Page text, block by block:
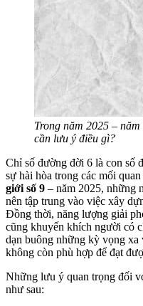
Trong năm 2025 –
cần lưu ý điều gì?
Chỉ số đường đời 6 là con số
sự hài hòa trong các mối
giới số 9 – năm 2025, những
nên tập trung vào việc xây
Đồng thời, năng lượng giải
cũng khuyến khích người có
dạn buông những kỳ vọng
không còn phù hợp để đạt
Những lưu ý quan trọng đối
như sau: